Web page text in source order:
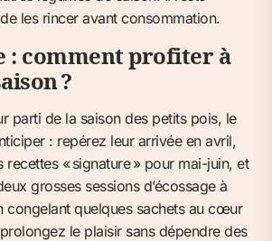
les rincer avant consommation.
: comment profiter à
?
parti de la saison des petits pois, le
: repérez leur arrivée en avril,
« signature » pour mai-juin, et
grosses sessions d’écossage à
congelant quelques sachets au cœur
le plaisir sans dépendre des